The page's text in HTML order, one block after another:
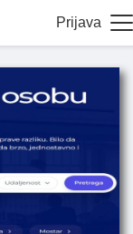
Prijava